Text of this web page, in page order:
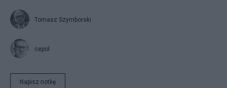
Tomasz Szymborski
cepol
Napisz notkę